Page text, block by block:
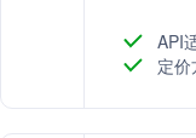
API
定